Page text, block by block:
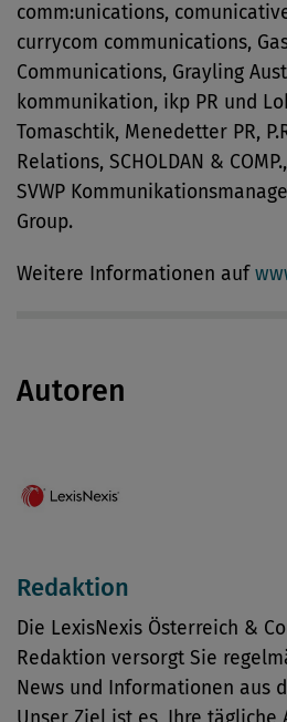
comm:unications,
currycom communications,
Communications, Grayling
kommunikation, ikp PR und
Tomaschtik, Menedetter PR,
Relations, SCHOLDAN &
SVWP
Group.
Weitere Informationen auf
Autoren
Redaktion
Die LexisNexis Österreich &
Redaktion versorgt Sie
News und Informationen aus